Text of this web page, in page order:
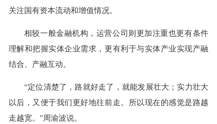
关注国有资本流动和增值情况。
相较一般金融机构，运营公司则更加注重也更有条件
理解和把握实体企业需求，更有利于与实体产业实现产融
结合、产融互动。
“定位清楚了，路就好走了，就能发展壮大；实力壮大
以后，又便于我们更好地往前走。所以现在的感觉是路越
走越宽。”周渝波说。